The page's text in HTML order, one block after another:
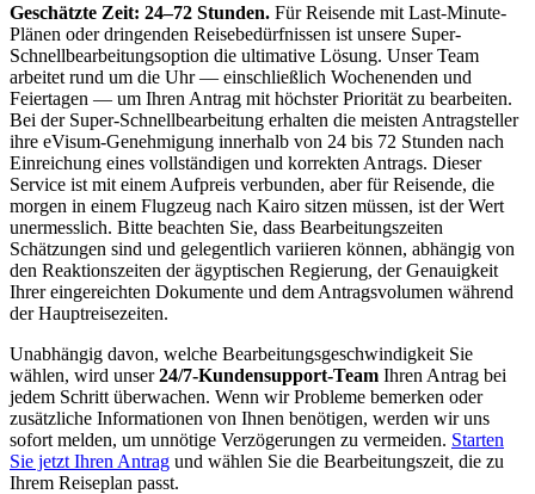
Geschätzte Zeit: 24–72 Stunden. Für Reisende mit Last-Minute-
Plänen oder dringenden Reisebedürfnissen ist unsere Super-
Schnellbearbeitungsoption die ultimative Lösung. Unser Team
arbeitet rund um die Uhr — einschließlich Wochenenden und
Feiertagen — um Ihren Antrag mit höchster Priorität zu bearbeiten.
Bei der Super-Schnellbearbeitung erhalten die meisten Antragsteller
ihre eVisum-Genehmigung innerhalb von 24 bis 72 Stunden nach
Einreichung eines vollständigen und korrekten Antrags. Dieser
Service ist mit einem Aufpreis verbunden, aber für Reisende, die
morgen in einem Flugzeug nach Kairo sitzen müssen, ist der Wert
unermesslich. Bitte beachten Sie, dass Bearbeitungszeiten
Schätzungen sind und gelegentlich variieren können, abhängig von
den Reaktionszeiten der ägyptischen Regierung, der Genauigkeit
Ihrer eingereichten Dokumente und dem Antragsvolumen während
der Hauptreisezeiten.
Unabhängig davon, welche Bearbeitungsgeschwindigkeit Sie
wählen, wird unser24/7-Kundensupport-Team Ihren Antrag bei
jedem Schritt überwachen. Wenn wir Probleme bemerken oder
zusätzliche Informationen von Ihnen benötigen, werden wir uns
sofort melden, um unnötige Verzögerungen zu vermeiden. Starten
Sie jetzt Ihren Antrag und wählen Sie die Bearbeitungszeit, die zu
Ihrem Reiseplan passt.